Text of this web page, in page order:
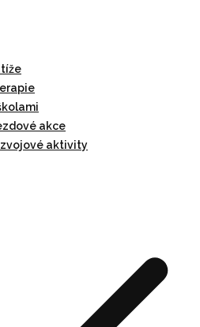
akce
aktivity